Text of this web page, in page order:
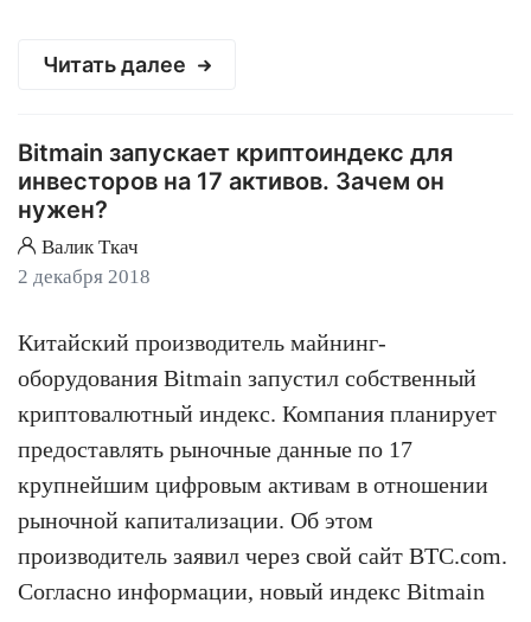
Читать далее
Bitmain запускает криптоиндекс для
инвесторов на 17 активов. Зачем он
нужен?
Валик Ткач
2 декабря 2018
Китайский производитель майнинг-
оборудования Bitmain запустил собственный
криптовалютный индекс. Компания планирует
предоставлять рыночные данные по 17
крупнейшим цифровым активам в отношении
рыночной капитализации. Об этом
производитель заявил через свой сайт BTC.com.
Согласно информации, новый индекс Bitmain